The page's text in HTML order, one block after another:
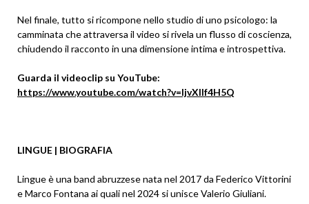
Nel finale, tutto si ricompone nello studio di uno psicologo: la
camminata che attraversa il video si rivela un flusso di coscienza,
chiudendo il racconto in una dimensione intima e introspettiva.
Guarda il videoclip su YouTube:
https://www.youtube.com/watch?v=IjvXlIf4H5Q
LINGUE | BIOGRAFIA
Lingue è una band abruzzese nata nel 2017 da Federico Vittorini
e Marco Fontana ai quali nel 2024 si unisce Valerio Giuliani.